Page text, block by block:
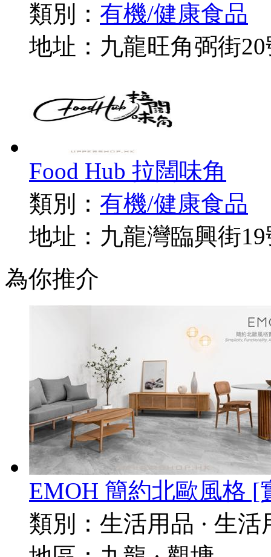
類別： 有機/健康食品
地址：九龍旺角弼街
Food Hub 拉闊味角
類別： 有機/健康食品
地址：九龍灣臨興街
為你推介
EMOH 簡約北歐風格 [
類別： 生活用品 · 生活